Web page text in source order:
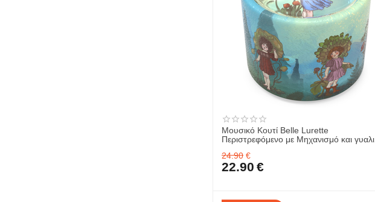
Μουσικό Κουτί Belle Lurette
Περιστρεφόμενο με Μηχανισμό και γυαλι
24.90 €
22.90 €